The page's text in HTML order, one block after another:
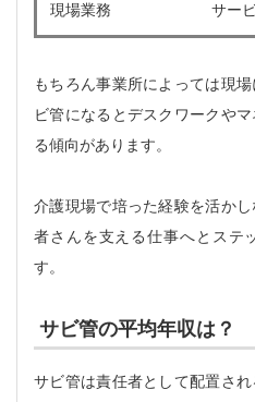
現場業務 サー
もちろん事業所によっては現
ビ管になるとデスクワークや
る傾向があります。
介護現場で培った経験を活か
者さんを支える仕事へとステ
す。
サビ管の平均年収は？
サビ管は責任者として配置さ